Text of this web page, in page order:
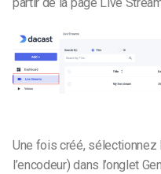
Une fois créé, sélectionnez
l’encodeur) dans l’onglet